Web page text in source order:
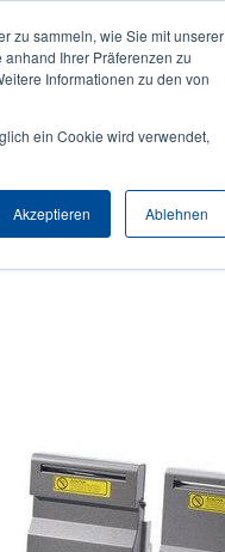
zu sammeln, wie Sie mit unserer
Ihrer Präferenzen zu
Informationen zu den von
ein Cookie wird verwendet,
Akzeptieren Ablehnen
User
Anmelden / Registrieren